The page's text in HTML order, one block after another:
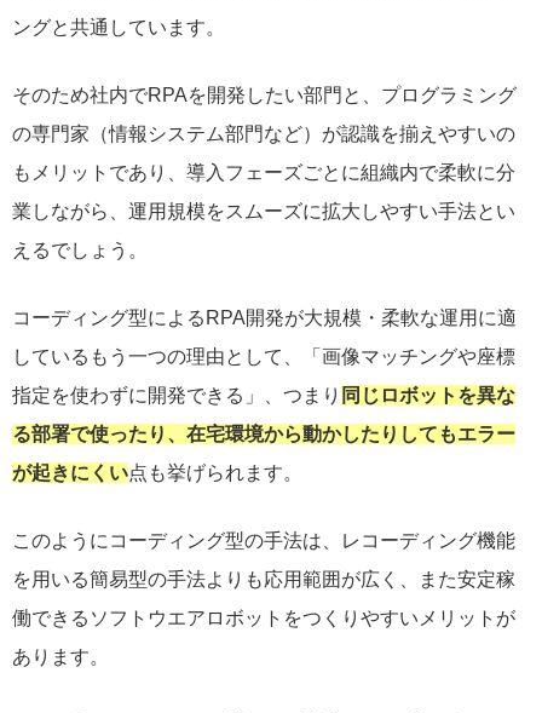
ングと共通しています。
そのため社内でRPAを開発したい部門と、プログラミング
の専門家（情報システム部門など）が認識を揃えやすいの
もメリットであり、導入フェーズごとに組織内で柔軟に分
業しながら、運用規模をスムーズに拡大しやすい手法とい
えるでしょう。
コーディング型によるRPA開発が大規模・柔軟な運用に適
しているもう一つの理由として、「画像マッチングや座標
指定を使わずに開発できる」、つまり 同じロボットを異な
る部署で使ったり、在宅環境から動かしたりしてもエラー
が起きにくい点も挙げられます。
このようにコーディング型の手法は、レコーディング機能
を用いる簡易型の手法よりも応用範囲が広く、また安定稼
働できるソフトウエアロボットをつくりやすいメリットが
あります。